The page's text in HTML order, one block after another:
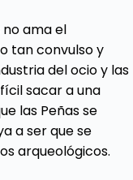
no ama el
tan convulso y
del ocio y las
sacar a una
las Peñas se
a ser que se
arqueológicos.